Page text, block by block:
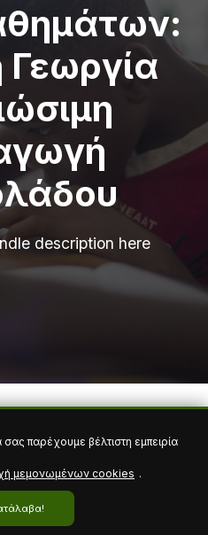
Γεωργία
description here
παρέχουμε βέλτιστη εμπειρία
μεμονωμένων cookies .